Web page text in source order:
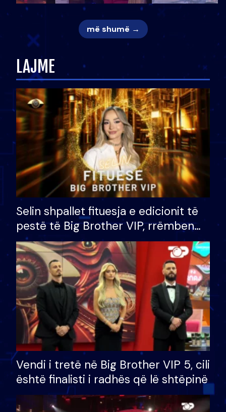
më shumë →
LAJME
Selin shpallet fituesja e edicionit të
pestë të Big Brother VIP, rrëmben
çmimin e madh prej 100 mijë eurosh
Vendi i tretë në Big Brother VIP 5, cili
është finalisti i radhës që lë shtëpinë